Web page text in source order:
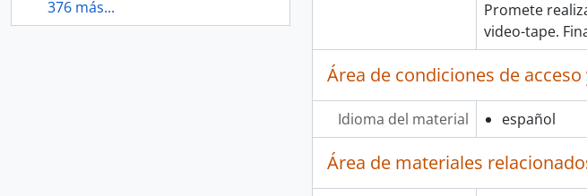
376 más...
Promete
video-tape.
Área de condiciones de acceso
Idioma del material español
Área de materiales